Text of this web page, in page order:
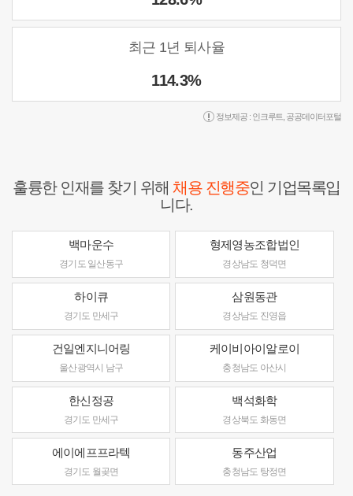
최근 1년 퇴사율
114.3%
정보제공 : 인크루트 공공데이터포털
훌륭한 인재를 찾기 위해채용 진행중인 기업목록입
니다.
백마운수
경기도 일산동구
형제영농조합법인
경상남도 청덕면
하이큐
경기도 만세구
삼원동관
경상남도 진영읍
건일엔지니어링
울산광역시 남구
케이비아이알로이
충청남도 아산시
한신정공
경기도 만세구
백석화학
경상북도 화동면
에이에프프라텍
경기도 월곶면
동주산업
충청남도 탕정면